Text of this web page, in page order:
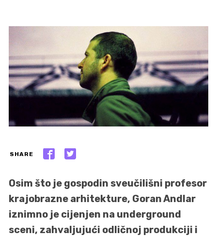
SHARE
Osim što je gospodin sveučilišni profesor
krajobrazne arhitekture, Goran Andlar
iznimno je cijenjen na underground
sceni, zahvaljujući odličnoj produkciji i